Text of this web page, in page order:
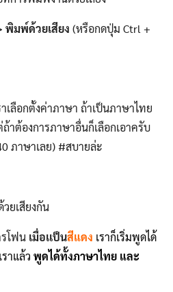
พิมพ์ด้วยเสียง (หรือกดปุ่ม Ctrl +
เลือกตั้งค่าภาษา ถ้าเป็นภาษาไทย
าต้องการภาษาอื่นก็เลือกเอาครับ
ภาษาเลย) #สบายล่ะ
ยเสียงกัน
โฟน เมื่อเเป็นสีแดง เราก็เริ่มพูดได้
าแล้ว พูดได้ทั้งภาษาไทย และ